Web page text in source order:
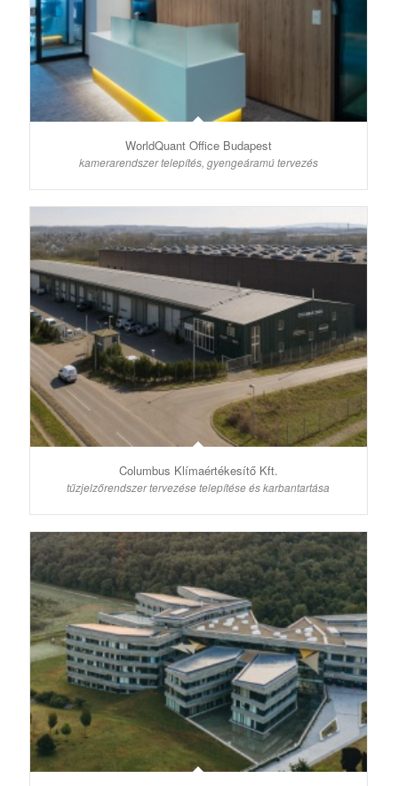
WorldQuant Office Budapest
kamerarendszer telepítés, gyengeáramú tervezés
Columbus Klímaértékesítő Kft.
tűzjelzőrendszer tervezése telepítése és karbantartása